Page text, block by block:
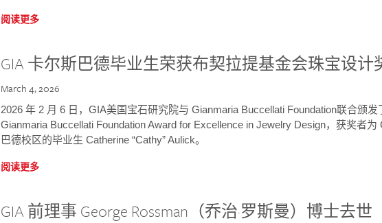
阅读更多
GIA 卡尔斯巴德毕业生荣获布契拉提基金会珠宝设计
March 4, 2026
2026 年 2 月 6 日，GIA美国宝石研究院与 Gianmaria Buccellati Foundation联合颁发
Gianmaria Buccellati Foundation Award for Excellence in Jewelry Design，获奖者为
巴德校区的毕业生 Catherine “Cathy” Aulick。
阅读更多
GIA 前理事 George Rossman（乔治·罗斯曼）博士去世